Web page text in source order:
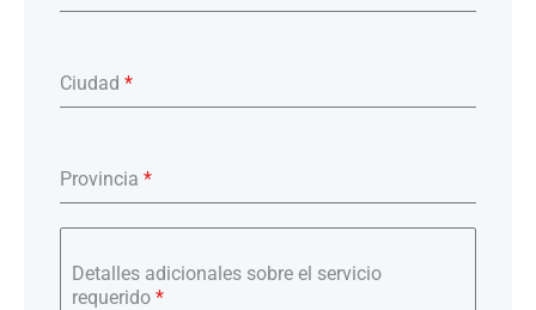
Ciudad *
Provincia *
Detalles adicionales sobre el servicio
requerido *